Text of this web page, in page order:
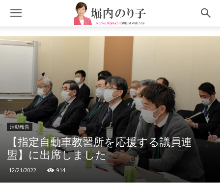
活動報告
【指定自動車教習所を応援する議員連
盟】に出席しました
12/21/2022 914